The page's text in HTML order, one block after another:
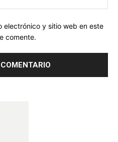
electrónico y sitio web en este
comente.